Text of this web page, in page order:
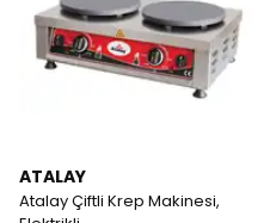
ATALAY
Atalay Çiftli Krep Makinesi,